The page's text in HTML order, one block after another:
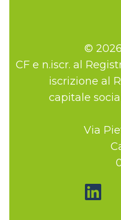
©
CF e n.iscr. al
iscrizione al
capitale
Via